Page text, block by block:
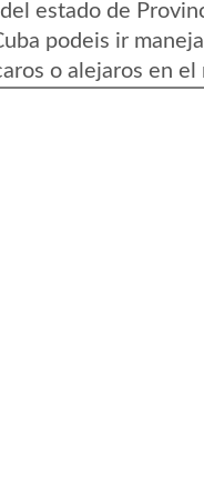
estado de
podeis ir
o alejaros en el